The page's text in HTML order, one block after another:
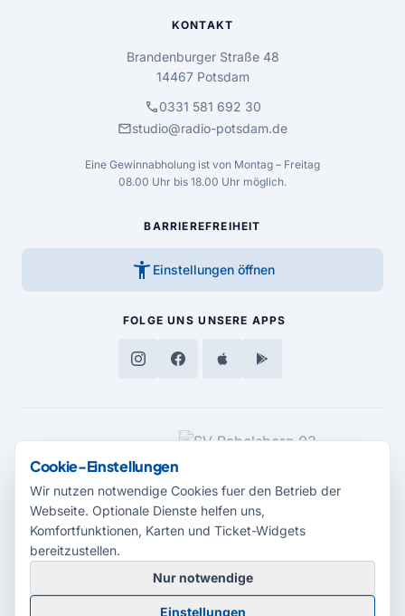
KONTAKT
Brandenburger Straße 48
14467 Potsdam
call0331 581 692 30
mailstudio@radio-potsdam.de
Eine Gewinnabholung ist von Montag – Freitag
08.00 Uhr bis 18.00 Uhr möglich.
BARRIEREFREIHEIT
accessibility_new Einstellungen öffnen
FOLGE UNS UNSERE APPS
MEDIENPARTNER
© 2026 Radio Potsdam. Webseite entwickelt durch dieMedienagentur
Babelsberg
Cookie-Einstellungen
Wir nutzen notwendige Cookies fuer den Betrieb der
Webseite. Optionale Dienste helfen uns,
Komfortfunktionen, Karten und Ticket-Widgets
bereitzustellen.
Nur notwendige
Einstellungen